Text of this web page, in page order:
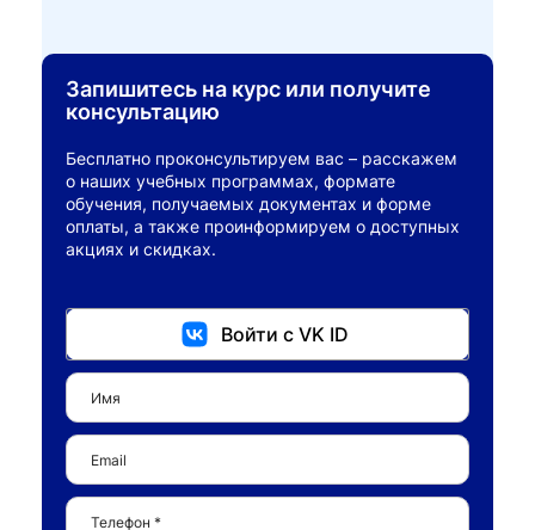
Запишитесь на курс или получите
консультацию
Бесплатно проконсультируем вас – расскажем
о наших учебных программах, формате
обучения, получаемых документах и форме
оплаты, а также проинформируем о доступных
акциях и скидках.
Войти с VK ID